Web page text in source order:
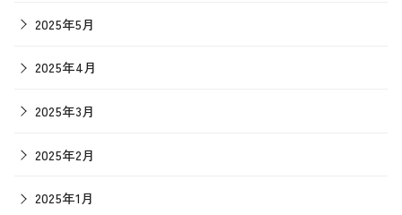
2025年5月
2025年4月
2025年3月
2025年2月
2025年1月